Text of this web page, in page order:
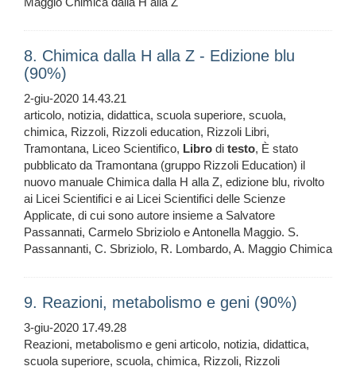
8. Chimica dalla H alla Z - Edizione blu
(90%)
2-giu-2020 14.43.21
articolo, notizia, didattica, scuola superiore, scuola,
chimica, Rizzoli, Rizzoli education, Rizzoli Libri,
Tramontana, Liceo Scientifico, Libro di testo, È stato
pubblicato da Tramontana (gruppo Rizzoli Education) il
nuovo manuale Chimica dalla H alla Z, edizione blu, rivolto
ai Licei Scientifici e ai Licei Scientifici delle Scienze
Applicate, di cui sono autore insieme a Salvatore
Passannati, Carmelo Sbriziolo e Antonella Maggio. S.
Passannanti, C. Sbriziolo, R. Lombardo, A. Maggio Chimica
9. Reazioni, metabolismo e geni (90%)
3-giu-2020 17.49.28
Reazioni, metabolismo e geni articolo, notizia, didattica,
scuola superiore, scuola, chimica, Rizzoli, Rizzoli